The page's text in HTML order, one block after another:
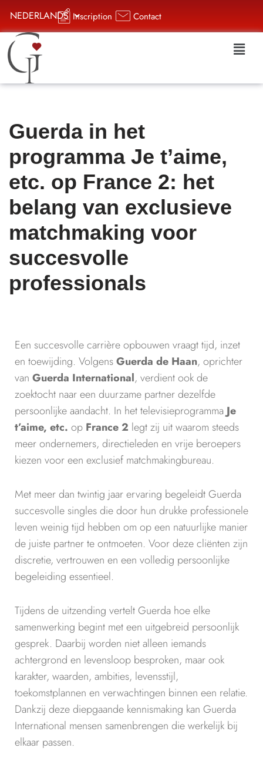
Aller
au
contenu
NEDERLANDS Inscription Contact
Guerda in het
programma Je t’aime,
etc. op France 2: het
belang van exclusieve
matchmaking voor
succesvolle
professionals
Een succesvolle carrière opbouwen vraagt tijd, inzet
en toewijding. VolgensGuerda de Haan, oprichter
van Guerda International, verdient ook de
zoektocht naar een duurzame partner dezelfde
persoonlijke aandacht. In het televisieprogramma Je
t’aime, etc. op France 2 legt zij uit waarom steeds
meer ondernemers, directieleden en vrije beroepers
kiezen voor een exclusief matchmakingbureau.
Met meer dan twintig jaar ervaring begeleidt Guerda
succesvolle singles die door hun drukke professionele
leven weinig tijd hebben om op een natuurlijke manier
de juiste partner te ontmoeten. Voor deze cliënten zijn
discretie, vertrouwen en een volledig persoonlijke
begeleiding essentieel.
Tijdens de uitzending vertelt Guerda hoe elke
samenwerking begint met een uitgebreid persoonlijk
gesprek. Daarbij worden niet alleen iemands
achtergrond en levensloop besproken, maar ook
karakter, waarden, ambities, levensstijl,
toekomstplannen en verwachtingen binnen een relatie.
Dankzij deze diepgaande kennismaking kan Guerda
International mensen samenbrengen die werkelijk bij
elkaar passen.